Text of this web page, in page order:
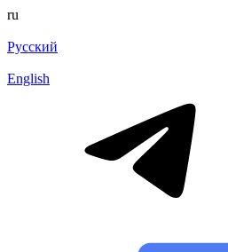
ru
Русский
English